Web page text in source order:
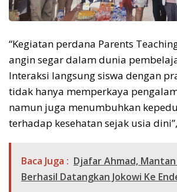
“Kegiatan perdana Parents
angin segar dalam dunia
Interaksi langsung siswa dengan
tidak hanya memperkaya
namun juga menumbuhkan
terhadap kesehatan sejak usia
Baca Juga : Djafar Ahmad,
Berhasil Datangkan Jokowi Ke